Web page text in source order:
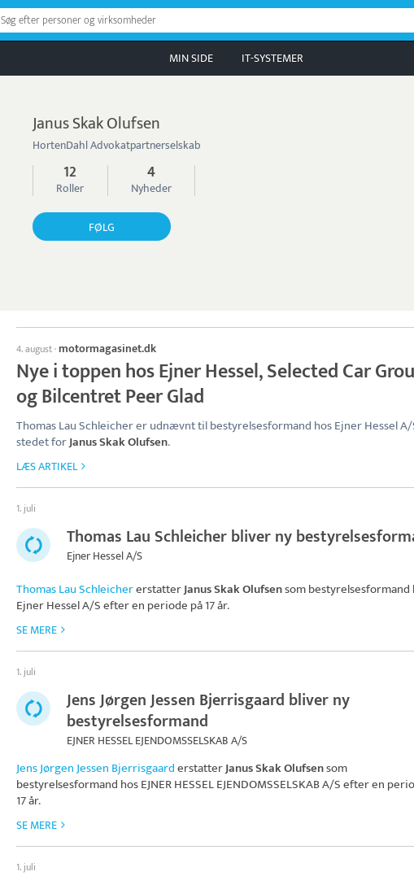
Søg efter personer og virksomheder
MIN SIDE IT-SYSTEMER
Janus Skak Olufsen
HortenDahl Advokatpartnerselskab
12
Roller
4
Nyheder
FØLG
4. august· motormagasinet.dk
Nye i toppen hos Ejner Hessel, Selected Car
og Bilcentret Peer Glad
Thomas Lau Schleicher er udnævnt til bestyrelsesformand hos Ejner Hessel
stedet forJanus Skak Olufsen.
LÆS ARTIKEL
1. juli
Thomas Lau Schleicher bliver ny
Ejner Hessel A/S
Thomas Lau SchleichererstatterJanus Skak Olufsensom bestyrelsesformand
Ejner Hessel A/Sefter en periode på 17 år.
SE MERE
1. juli
Jens Jørgen Jessen Bjerrisgaard bliver ny
bestyrelsesformand
EJNER HESSEL EJENDOMSSELSKAB A/S
Jens Jørgen Jessen BjerrisgaarderstatterJanus Skak Olufsensom
bestyrelsesformand hosEJNER HESSEL EJENDOMSSELSKAB A/Sefter en
17 år.
SE MERE
1. juli